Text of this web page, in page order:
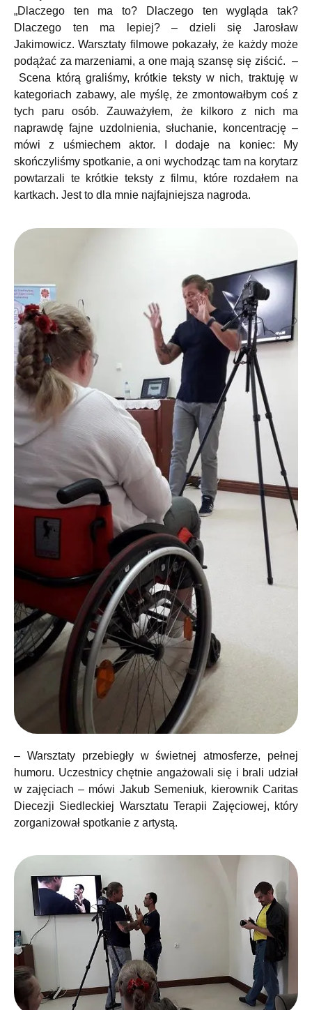
„Dlaczego ten ma to? Dlaczego ten wygląda tak?
Dlaczego ten ma lepiej? – dzieli się Jarosław
Jakimowicz. Warsztaty filmowe pokazały, że każdy może
podążać za marzeniami, a one mają szansę się ziścić. –
Scena którą graliśmy, krótkie teksty w nich, traktuję w
kategoriach zabawy, ale myślę, że zmontowałbym coś z
tych paru osób. Zauważyłem, że kilkoro z nich ma
naprawdę fajne uzdolnienia, słuchanie, koncentrację –
mówi z uśmiechem aktor. I dodaje na koniec: My
skończyliśmy spotkanie, a oni wychodząc tam na korytarz
powtarzali te krótkie teksty z filmu, które rozdałem na
kartkach. Jest to dla mnie najfajniejsza nagroda.
– Warsztaty przebiegły w świetnej atmosferze, pełnej
humoru. Uczestnicy chętnie angażowali się i brali udział
w zajęciach – mówi Jakub Semeniuk, kierownik Caritas
Diecezji Siedleckiej Warsztatu Terapii Zajęciowej, który
zorganizował spotkanie z artystą.